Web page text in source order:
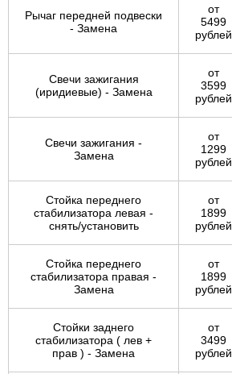
Рычаг передней подвески
- Замена
от
5499
рублей
Свечи зажигания
(иридиевые) - Замена
от
3599
рублей
Свечи зажигания -
Замена
от
1299
рублей
Стойка переднего
стабилизатора левая -
снять/установить
от
1899
рублей
Стойка переднего
стабилизатора правая -
Замена
от
1899
рублей
Стойки заднего
стабилизатора ( лев +
прав ) - Замена
от
3499
рублей